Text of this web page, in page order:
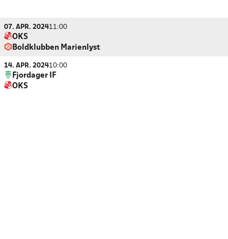
07. APR. 202411:00
OKS
Boldklubben Marienlyst
14. APR. 202410:00
Fjordager IF
OKS